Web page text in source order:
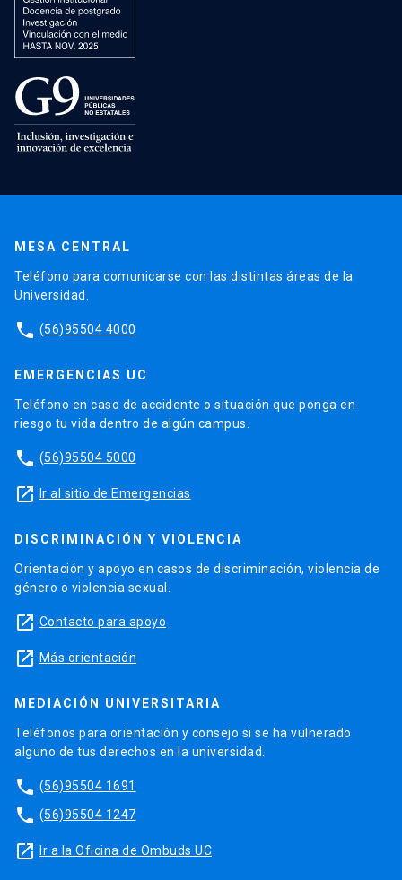
MESA CENTRAL
Teléfono para comunicarse con las distintas áreas de la
Universidad.
phone (56)95504 4000
EMERGENCIAS UC
Teléfono en caso de accidente o situación que ponga en
riesgo tu vida dentro de algún campus.
phone (56)95504 5000
launch Ir al sitio de Emergencias
DISCRIMINACIÓN Y VIOLENCIA
Orientación y apoyo en casos de discriminación, violencia de
género o violencia sexual.
launch Contacto para apoyo
launch Más orientación
MEDIACIÓN UNIVERSITARIA
Teléfonos para orientación y consejo si se ha vulnerado
alguno de tus derechos en la universidad.
phone (56)95504 1691
phone (56)95504 1247
launch Ir a la Oficina de Ombuds UC